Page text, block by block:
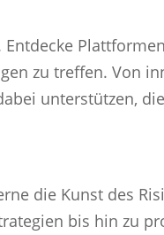
zu treffen. Von
unterstützen,
die Kunst des
bis hin zu